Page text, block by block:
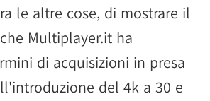
le altre cose, di mostrare il
Multiplayer.it ha
di acquisizioni in presa
del 4k a 30 e